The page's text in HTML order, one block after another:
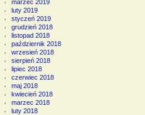
marzec 2019
luty 2019
styczeń 2019
grudzień 2018
listopad 2018
październik 2018
wrzesień 2018
sierpień 2018
lipiec 2018
czerwiec 2018
maj 2018
kwiecień 2018
marzec 2018
luty 2018